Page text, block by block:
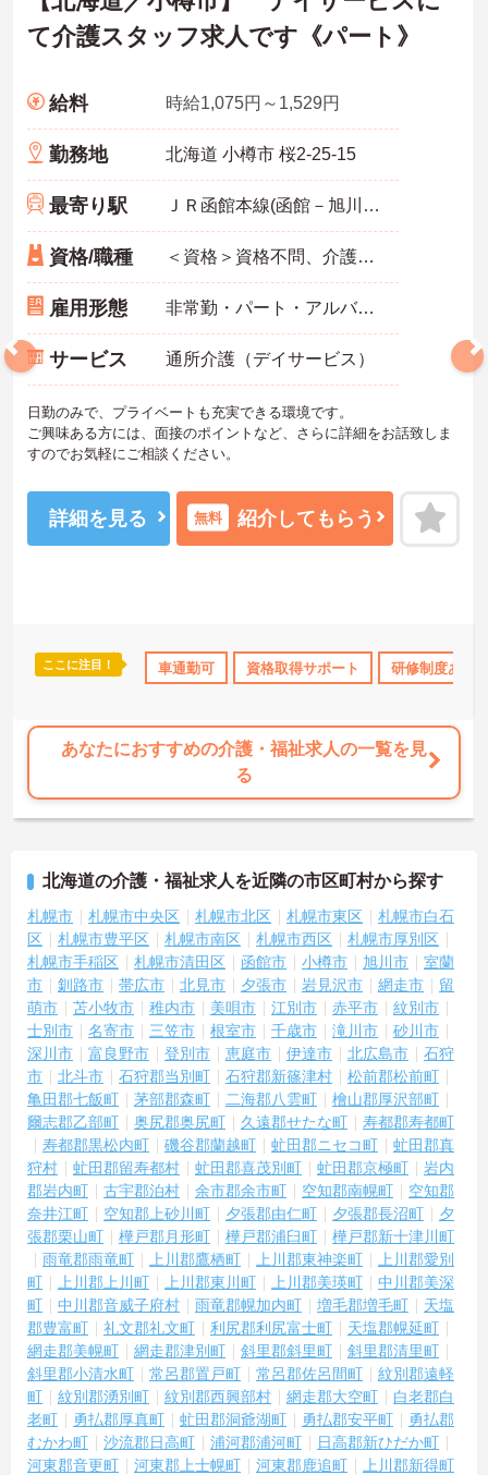
ンクOK 資格取得サポート 研修制度あり 産休･育休･介護休暇
て介護スタッフ求人です《パート》
給料 時給1,075円～1,529円
勤務地 北海道 小樽市 桜2-25-15
最寄り駅 ＪＲ函館本線(函館－旭川)「小樽築港駅」バス・車4分
資格/職種 ＜資格＞資格不問、介護職員初任者研修(旧ヘルパー2級)以上 歓迎 ＜経験＞不問 ※無資格者:入社半年以内に会社負担で認知症介護基礎研修受講
雇用形態 非常勤・パート・アルバイト
サービス 通所介護（デイサービス）
日勤のみで、プライベートも充実できる環境です。
ご興味ある方には、面接のポイントなど、さらに詳細をお話致しま
すのでお気軽にご相談ください。
詳細を見る 無料 紹介してもらう
ここに注目！ 車通勤可 資格取得サポート 研修制度あり
あなたにおすすめの介護・福祉求人の一覧を見
る
北海道の介護・福祉求人を近隣の市区町村から探す
札幌市 札幌市中央区 札幌市北区 札幌市東区
札幌市白石
区
札幌市豊平区 札幌市南区 札幌市西区
札幌市厚別区
札幌市手稲区
札幌市清田区 函館市 小樽市 旭川市
室蘭
市
釧路市 帯広市 北見市 夕張市 岩見沢市 網走市
留
萌市
苫小牧市 稚内市 美唄市 江別市 赤平市
紋別市
士別市
名寄市 三笠市 根室市 千歳市 滝川市
砂川市
深川市
富良野市 登別市 恵庭市 伊達市 北広島市
石狩
市
北斗市 石狩郡当別町 石狩郡新篠津村
松前郡松前町
亀田郡七飯町
茅部郡森町 二海郡八雲町
檜山郡厚沢部町
爾志郡乙部町
奥尻郡奥尻町 久遠郡せたな町
寿都郡寿都町
寿都郡黒松内町
磯谷郡蘭越町 虻田郡ニセコ町
虻田郡真
狩村
虻田郡留寿都村 虻田郡喜茂別町 虻田郡京極町
岩内
郡岩内町
古宇郡泊村 余市郡余市町 空知郡南幌町
空知郡
奈井江町
空知郡上砂川町 夕張郡由仁町 夕張郡長沼町
夕
張郡栗山町
樺戸郡月形町 樺戸郡浦臼町
樺戸郡新十津川町
雨竜郡雨竜町
上川郡鷹栖町 上川郡東神楽町
上川郡愛別
町
上川郡上川町 上川郡東川町 上川郡美瑛町
中川郡美深
町
中川郡音威子府村 雨竜郡幌加内町 増毛郡増毛町
天塩
郡豊富町
礼文郡礼文町 利尻郡利尻富士町
天塩郡幌延町
網走郡美幌町
網走郡津別町 斜里郡斜里町
斜里郡清里町
斜里郡小清水町
常呂郡置戸町 常呂郡佐呂間町
紋別郡遠軽
町
紋別郡湧別町 紋別郡西興部村 網走郡大空町
白老郡白
老町
勇払郡厚真町 虻田郡洞爺湖町 勇払郡安平町
勇払郡
むかわ町
沙流郡日高町 浦河郡浦河町
日高郡新ひだか町
河東郡音更町
河東郡上士幌町 河東郡鹿追町
上川郡新得町